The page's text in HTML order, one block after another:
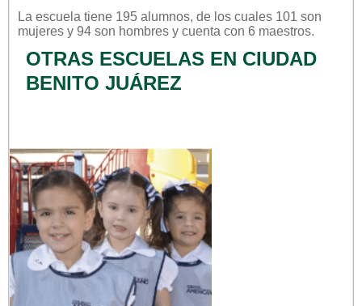
La escuela tiene 195 alumnos, de los cuales 101 son
mujeres y 94 son hombres y cuenta con 6 maestros.
OTRAS ESCUELAS EN CIUDAD
BENITO JUÁREZ